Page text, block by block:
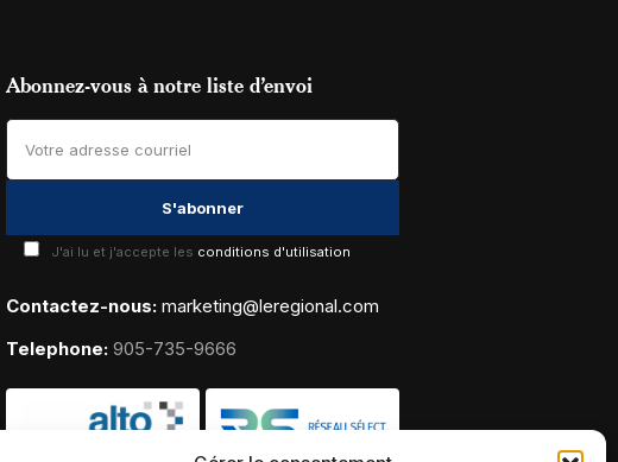
Abonnez-vous à notre liste d’envoi
J'ai lu et j'accepte les conditions d'utilisation
Contactez-nous: marketing@leregional.com
Telephone: 905-735-9666